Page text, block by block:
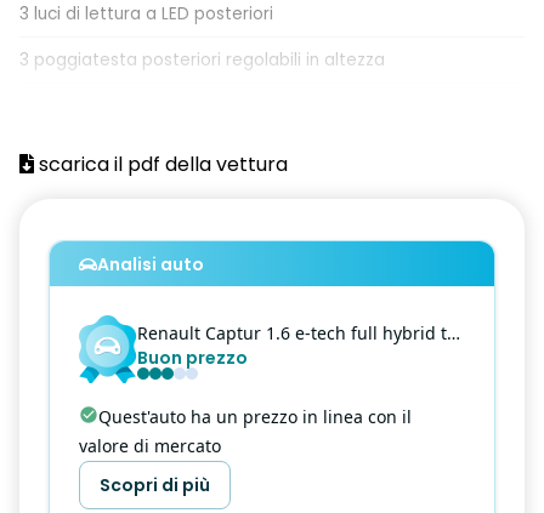
3 luci di lettura a LED posteriori
3 poggiatesta posteriori regolabili in altezza
Accensione automatica fari
Airbag frontale conducente
Airbag frontale passeggero
Airbag laterale a tendina anteriore
Airbag laterale a tendina posteriore
Airbag laterale testa-torace conducente
Airbag laterale testa-torace passeggero
scarica il pdf della vettura
Analisi auto
Renault Captur 1.6 e-tech full hybrid techno 145cv auto
Buon prezzo
Quest'auto ha un prezzo in linea con il
valore di mercato
Scopri di più